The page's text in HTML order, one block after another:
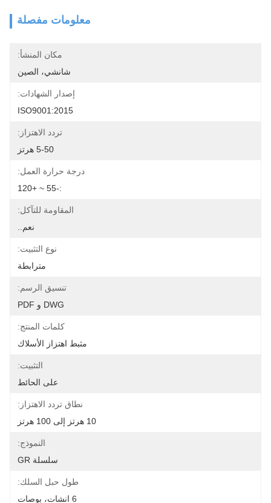
معلومات مفصلة
مكان المنشأ:
شانشي، الصين
إصدار الشهادات:
ISO9001:2015
تردد الاهتزاز:
5-50 هرتز
درجة حرارة العمل:
المقاومة للتآكل:
نعم..
نوع التثبيت:
مترابطة
تنسيق الرسم:
DWG و PDF
كلمات المنتج:
مثبط اهتزاز الأسلاك
التثبيت:
على الحائط
نطاق تردد الاهتزاز:
النموذج:
سلسلة GR
طول حبل السلك: